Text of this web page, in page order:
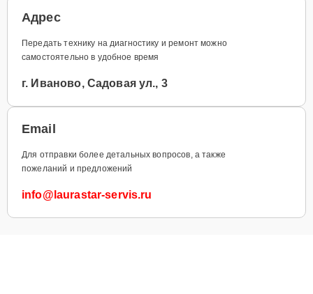
Адрес
Передать технику на диагностику и ремонт можно
самостоятельно в удобное время
г. Иваново, Садовая ул., 3
Email
Для отправки более детальных вопросов, а также
пожеланий и предложений
info@laurastar-servis.ru